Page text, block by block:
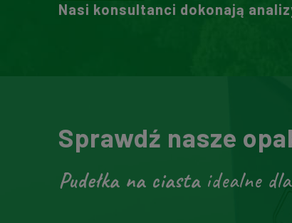
Nasi konsultanci dokonają
Sprawdź nasze
Pudełka na ciastaidealne dla